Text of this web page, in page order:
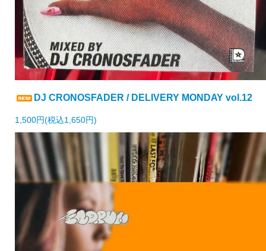
DJ CRONOSFADER / DELIVERY MONDAY vol.12
1,500円(税込1,650円)